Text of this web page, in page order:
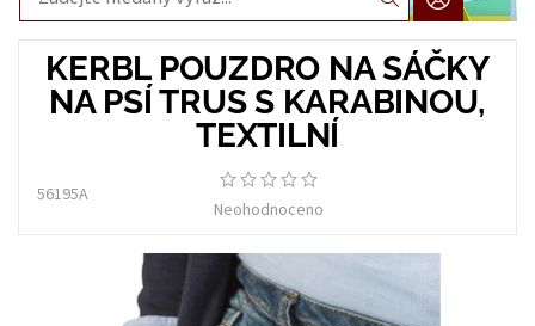
KERBL POUZDRO NA SÁČKY
NA PSÍ TRUS S KARABINOU,
TEXTILNÍ
56195A
Neohodnoceno